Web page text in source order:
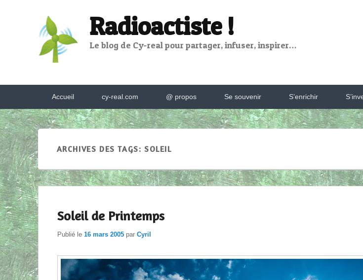
Radioactiste !
Le blog de Cy-real pour partager, infuser, inspirer…
Accueil cy-real.com @ propos Se souvenir S’enrichir
ARCHIVES DES TAGS:SOLEIL
Soleil de Printemps
Publié le 16 mars 2005 par Cyril